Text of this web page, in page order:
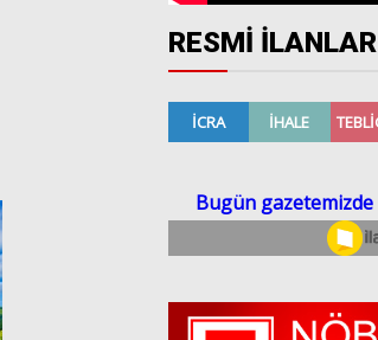
RESMİ İLANLAR